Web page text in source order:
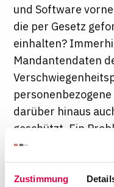
Zustimmung
und Software
die per Gesetz
einhalten?
Mandantendaten
darüber hinaus
geschützt. Ein
abschließend
geregelt ist.
ungeklärten